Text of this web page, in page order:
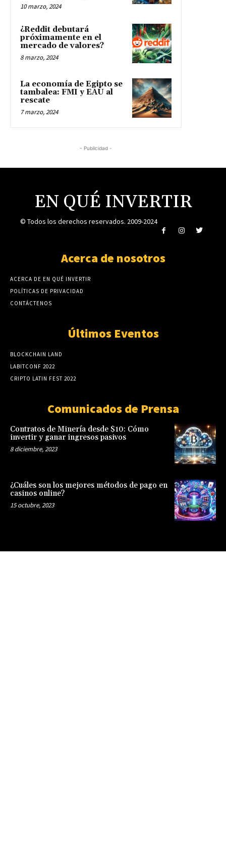
10 marzo, 2024
¿Reddit debutará
próximamente en el
mercado de valores?
8 marzo, 2024
La economía de Egipto se
tambalea: FMI y EAU al
rescate
7 marzo, 2024
- Publicidad -
EN QUÉ INVERTIR
© Todos los derechos reservados. 2009-2024
Acerca de nosotros
ACERCA DE EN QUÉ INVERTIR
POLÍTICAS DE PRIVACIDAD
CONTÁCTENOS
Últimos Eventos
BLOCKCHAIN LAND
LABITCONF 2022
CRIPTO LATIN FEST 2022
Comunicados de Prensa
Contratos de Minería desde $10: Cómo
invertir y ganar ingresos pasivos
8 diciembre, 2023
¿Cuáles son los mejores métodos de pago en
casinos online?
15 octubre, 2023